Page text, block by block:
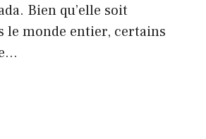
Bien qu’elle soit
le monde entier, certains